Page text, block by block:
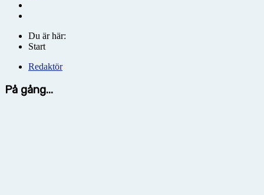
Du är här:
Start
Redaktör
På gång...